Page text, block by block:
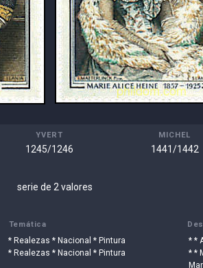
YVERT
1245/1246
MICHEL
1441/1442
serie de 2 valores
Temática
* Realezas * Nacional * Pintura
* *
* Realezas * Nacional * Pintura
* *